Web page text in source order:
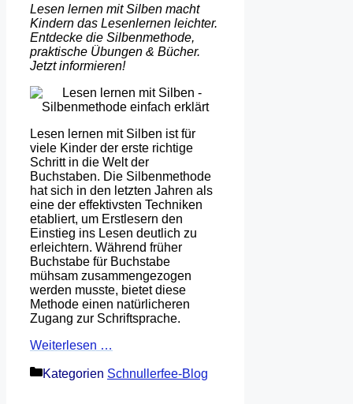
Lesen lernen mit Silben macht
Kindern das Lesenlernen leichter.
Entdecke die Silbenmethode,
praktische Übungen & Bücher.
Jetzt informieren!
Lesen lernen mit Silben ist für
viele Kinder der erste richtige
Schritt in die Welt der
Buchstaben. Die Silbenmethode
hat sich in den letzten Jahren als
eine der effektivsten Techniken
etabliert, um Erstlesern den
Einstieg ins Lesen deutlich zu
erleichtern. Während früher
Buchstabe für Buchstabe
mühsam zusammengezogen
werden musste, bietet diese
Methode einen natürlicheren
Zugang zur Schriftsprache.
Weiterlesen …
Kategorien Schnullerfee-Blog